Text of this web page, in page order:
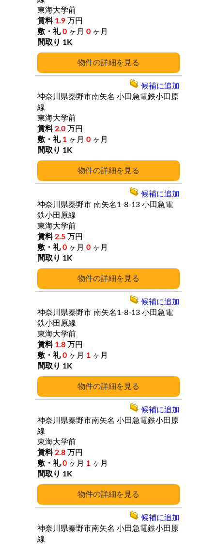
詳細
東海大学前
1.9 万円
0 ヶ月 0 ヶ月
1K
詳細
神奈川県秦野市南矢名 小田急電鉄小田原
線
東海大学前
2.0 万円
1 ヶ月 0 ヶ月
1K
候補に追加
詳細
神奈川県秦野市 南矢名1-8-13 小田急電
鉄小田原線
東海大学前
2.5 万円
0 ヶ月 0 ヶ月
1K
候補に追加
詳細
神奈川県秦野市 南矢名1-8-13 小田急電
鉄小田原線
東海大学前
1.8 万円
0 ヶ月 1 ヶ月
1K
候補に追加
詳細
神奈川県秦野市南矢名 小田急電鉄小田原
線
東海大学前
2.8 万円
0 ヶ月 1 ヶ月
1K
候補に追加
神奈川県秦野市南矢名 小田急電鉄小田原
線
候補に追加